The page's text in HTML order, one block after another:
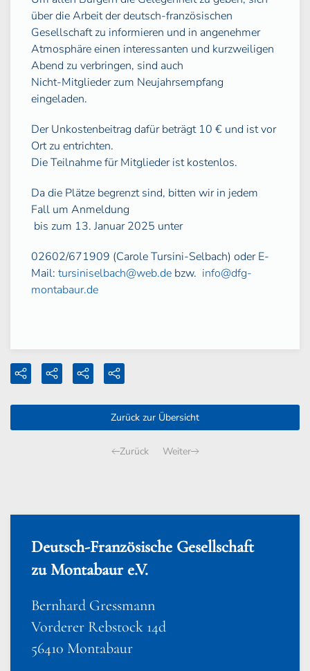
über die Arbeit der deutsch-französischen
Gesellschaft zu informieren und in angenehmer
Atmosphäre einen interessanten und kurzweiligen
Abend zu verbringen, sind auch
Nicht-Mitglieder zum Neujahrsempfang
eingeladen.
Der Unkostenbeitrag dafür beträgt 10 € und ist vor
Ort zu entrichten.
Die Teilnahme für Mitglieder ist kostenlos.
Da die Plätze begrenzt sind, bitten wir in jedem
Fall um Anmeldung
bis zum 13. Januar 2025 unter
02602/671909 (Carole Tursini-Selbach) oder E-
Mail: tursiniselbach@web.de bzw. info@dfg-
montabaur.de
Zurück zur Übersicht
Zurück Weiter
Deutsch-Französische Gesellschaft
zu Montabaur e.V.
Bernhard Gressmann
Vorderer Rebstock 14d
56410 Montabaur